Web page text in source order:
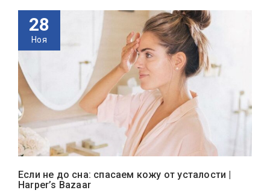
28
Ноя
Если не до сна: спасаем кожу от усталости |
Harper’s Bazaar